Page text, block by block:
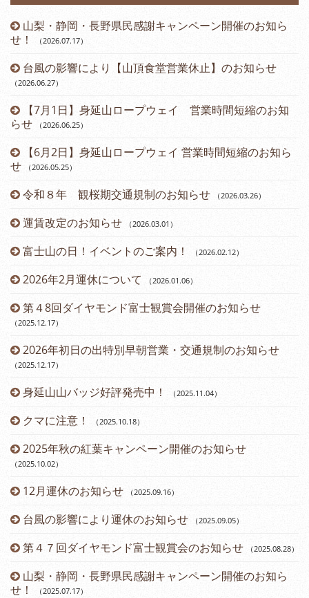
山梨・静岡・長野県民感謝キャンペーン開催のお知ら
せ！
（2026.07.17）
台風の影響により【山頂食堂営業休止】のお知らせ
（2026.06.27）
【7月1日】身延山ロープウェイ 営業時間短縮のお知
らせ
（2026.06.25）
【6月2日】身延山ロープウェイ 営業時間短縮のお知ら
せ
（2026.05.25）
令和８年 観桜期交通規制のお知らせ （2026.03.26）
運賃改定のお知らせ （2026.03.01 ）
富士山の日！イベントのご案内！ （2026.02.12）
2026年2月運休について （2026.01.06）
第４8回ダイヤモンド富士観賞会開催のお知らせ
（2025.12.17）
2026年初日の出特別早朝営業・交通規制のお知らせ
（2025.12.17）
身延山山バッジ好評発売中！ （2025.11.04）
クマに注意！ （2025.10.18）
2025年秋の紅葉キャンペーン開催のお知らせ
（2025.10.02）
12月運休のお知らせ （2025.09.16）
台風の影響により運休のお知らせ （2025.09.05）
第４７回ダイヤモンド富士観賞会のお知らせ （2025.08.28）
山梨・静岡・長野県民感謝キャンペーン開催のお知ら
せ！
（2025.07.17）